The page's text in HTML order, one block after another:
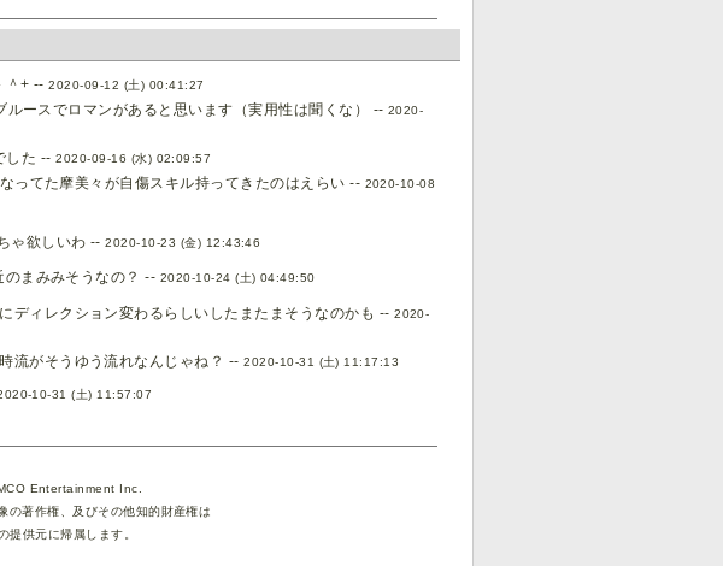
＾+ --2020-09-12 (土) 00:41:27
ースでロマンがあると思います（実用性は聞くな） -- 2020-
した --2020-09-16 (水) 02:09:57
ってた摩美々が自傷スキル持ってきたのはえらい -- 2020-10-08
ゃ欲しいわ --2020-10-23 (金) 12:43:46
まみみそうなの？ -- 2020-10-24 (土) 04:49:50
ディレクション変わるらしいしたまたまそうなのかも --2020-
流がそうゆう流れなんじゃね？ --2020-10-31 (土) 11:17:13
10-31 (土) 11:57:07
Entertainment Inc.
の著作権、及びその他知的財産権は
提供元に帰属します。